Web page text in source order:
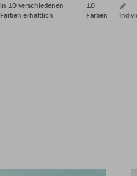
in 10 verschiedenen
Farben erhältlich
10
Farben